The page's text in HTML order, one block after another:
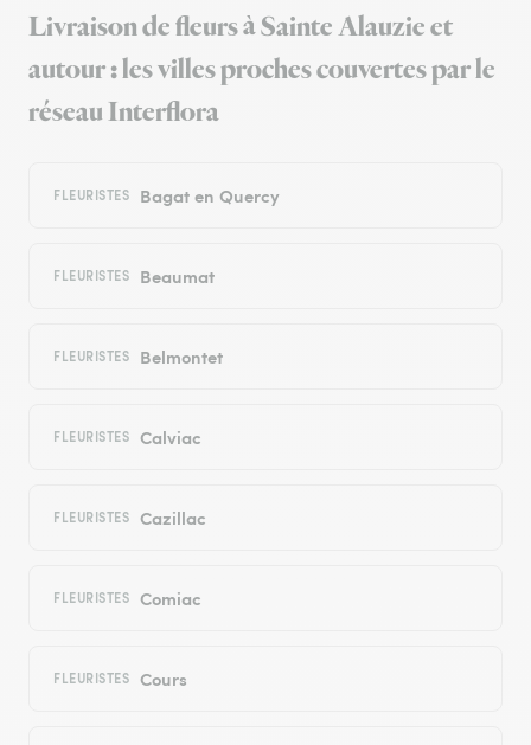
Livraison de fleurs à Sainte Alauzie et
autour : les villes proches couvertes par le
réseau Interflora
FLEURISTES Bagat en Quercy
FLEURISTES Beaumat
FLEURISTES Belmontet
FLEURISTES Calviac
FLEURISTES Cazillac
FLEURISTES Comiac
FLEURISTES Cours